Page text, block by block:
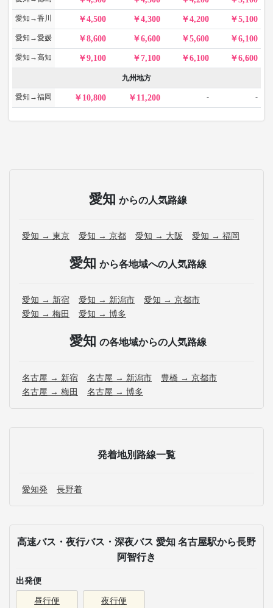
愛知→香川 4,500 4,300 4,200 5,100
愛知→愛媛 8,600 6,600 5,600 6,100
愛知→高知 9,100 7,100 6,100 6,600
九州地方
愛知→福岡 10,800 11,200 - -
愛知 からの人気路線
愛知 → 東京 愛知 → 京都 愛知 → 大阪 愛知 → 福岡
愛知 から各地域への人気路線
愛知 → 新宿 愛知 → 新潟市
愛知 → 京都市
愛知 → 梅田
愛知 → 博多
愛知 の各地域からの人気路線
名古屋 → 新宿 名古屋 → 新潟市
豊橋 → 京都市
名古屋 → 梅田
名古屋 → 博多
発着地別路線一覧
愛知発 長野着
高速バス・夜行バス・深夜バス 愛知 名古屋駅から長野
阿智行き
出発便
昼行便 夜行便